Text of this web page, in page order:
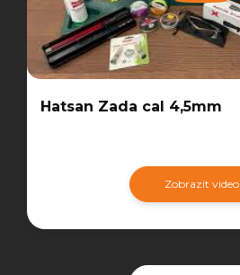
Hatsan Zada cal 4,5mm
Zobrazit video